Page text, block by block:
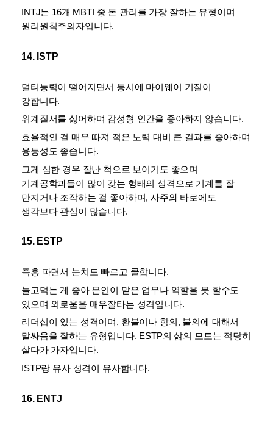
INTJ는 16개 MBTI 중 돈 관리를 가장 잘하는 유형이며
원리원칙주의자입니다.
14. ISTP
멀티능력이 떨어지면서 동시에 마이웨이 기질이
강합니다.
위계질서를 싫어하며 감성형 인간을 좋아하지 않습니다.
효율적인 걸 매우 따져 적은 노력 대비 큰 결과를 좋아하며
융통성도 좋습니다.
그게 심한 경우 잘난 척으로 보이기도 좋으며
기계공학과들이 많이 갖는 형태의 성격으로 기계를 잘
만지거나 조작하는 걸 좋아하며, 사주와 타로에도
생각보다 관심이 많습니다.
15. ESTP
즉흥 파면서 눈치도 빠르고 쿨합니다.
놀고먹는 게 좋아 본인이 맡은 업무나 역할을 못 할수도
있으며 외로움을 매우잘타는 성격입니다.
리더십이 있는 성격이며, 환불이나 항의, 불의에 대해서
말싸움을 잘하는 유형입니다. ESTP의 삶의 모토는 적당히
살다가 가자입니다.
ISTP랑 유사 성격이 유사합니다.
16. ENTJ